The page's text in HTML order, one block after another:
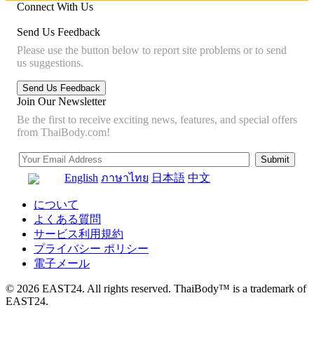
Connect With Us
Send Us Feedback
Please use the button below to report site problems or to send
us suggestions.
Join Our Newsletter
Be the first to receive exciting news, features, and special offers
from ThaiBody.com!
English ภาษาไทย 日本語 中文
について
よくある質問
サービス利用規約
プライバシー ポリシー
電子メール
© 2026 EAST24. All rights reserved. ThaiBody™ is a trademark of
EAST24.